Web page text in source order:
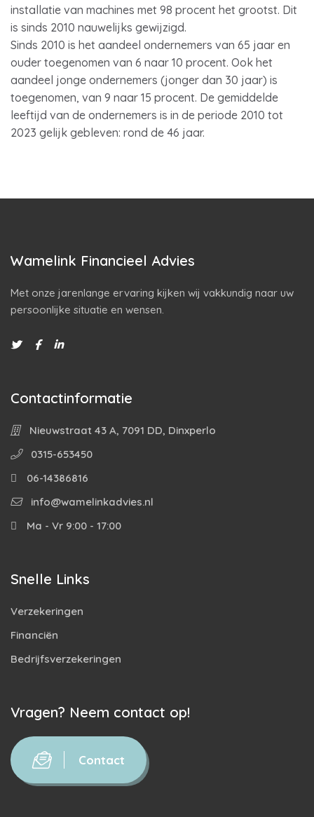
installatie van machines met 98 procent het grootst. Dit
is sinds 2010 nauwelijks gewijzigd.
Sinds 2010 is het aandeel ondernemers van 65 jaar en
ouder toegenomen van 6 naar 10 procent. Ook het
aandeel jonge ondernemers (jonger dan 30 jaar) is
toegenomen, van 9 naar 15 procent. De gemiddelde
leeftijd van de ondernemers is in de periode 2010 tot
2023 gelijk gebleven: rond de 46 jaar.
Wamelink Financieel Advies
Met onze jarenlange ervaring kijken wij vakkundig naar uw
persoonlijke situatie en wensen.
Contactinformatie
Nieuwstraat 43 A, 7091 DD, Dinxperlo
0315-653450
06-14386816
info@wamelinkadvies.nl
Ma - Vr 9:00 - 17:00
Snelle Links
Verzekeringen
Financiën
Bedrijfsverzekeringen
Vragen? Neem contact op!
Contact